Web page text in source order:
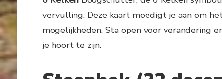
vervulling. Deze kaart moedigt je aan om
mogelijkheden. Sta open voor verandering
je hoort te zijn.